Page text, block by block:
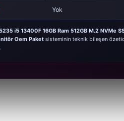
Yok
i5 13400F 16GB Ram 512GB M.2 NVMe
Oem Paket sisteminin teknik bileşen